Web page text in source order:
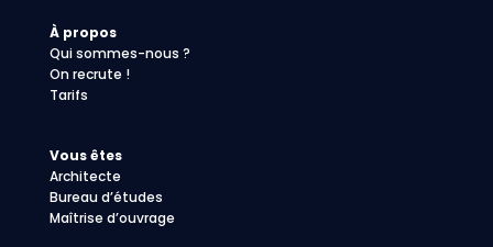
À propos
Qui sommes-nous ?
On recrute !
Tarifs
Vous êtes
Architecte
Bureau d’études
Maîtrise d’ouvrage